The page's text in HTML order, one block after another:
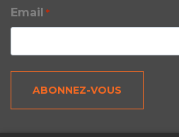
Email *